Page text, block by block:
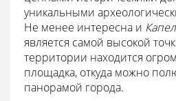
уникальными
Не менее интересна и
является самой высокой
территории находится
площадка, откуда можно
панорамой города.